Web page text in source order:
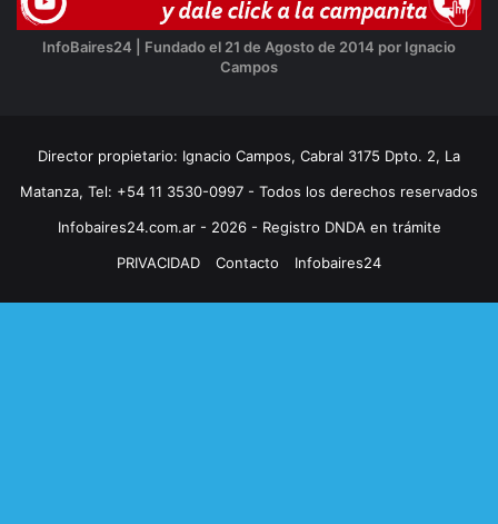
InfoBaires24 | Fundado el 21 de Agosto de 2014 por Ignacio
Campos
Director propietario: Ignacio Campos, Cabral 3175 Dpto. 2, La
Matanza, Tel: +54 11 3530-0997 - Todos los derechos reservados
Infobaires24.com.ar - 2026 - Registro DNDA en trámite
PRIVACIDAD
Contacto Infobaires24